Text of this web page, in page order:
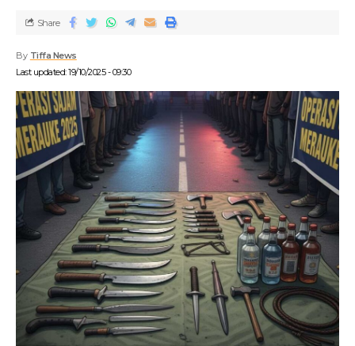
Last updated: 19/10/2025 - 09:30
By Tiffa News
Share